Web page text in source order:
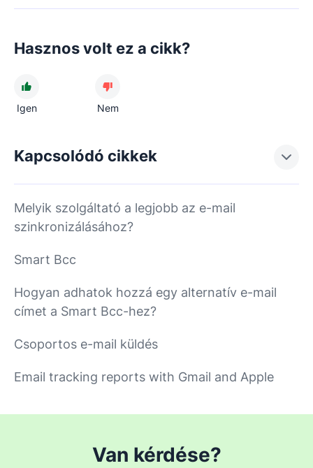
Hasznos volt ez a cikk?
Igen Nem
Kapcsolódó cikkek
Melyik szolgáltató a legjobb az e-mail
szinkronizálásához?
Smart Bcc
Hogyan adhatok hozzá egy alternatív e-mail
címet a Smart Bcc-hez?
Csoportos e-mail küldés
Email tracking reports with Gmail and Apple
Van kérdése?